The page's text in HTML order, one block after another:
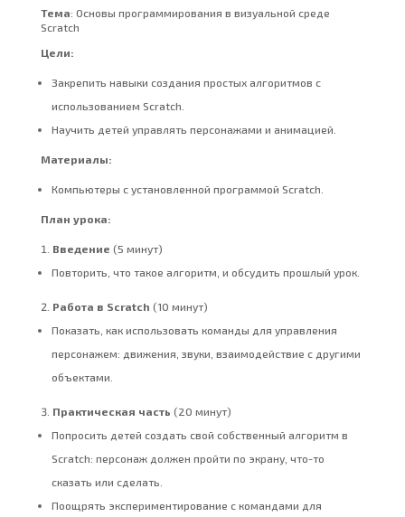
Тема: Основы программирования в визуальной среде
Scratch
Цели:
Закрепить навыки создания простых алгоритмов с
использованием Scratch.
Научить детей управлять персонажами и анимацией.
Материалы:
Компьютеры с установленной программой Scratch.
План урока:
Введение (5 минут)
Повторить, что такое алгоритм, и обсудить прошлый урок.
Работа в Scratch (10 минут)
Показать, как использовать команды для управления
персонажем: движения, звуки, взаимодействие с другими
объектами.
Практическая часть (20 минут)
Попросить детей создать свой собственный алгоритм в
Scratch: персонаж должен пройти по экрану, что-то
сказать или сделать.
Поощрять экспериментирование с командами для